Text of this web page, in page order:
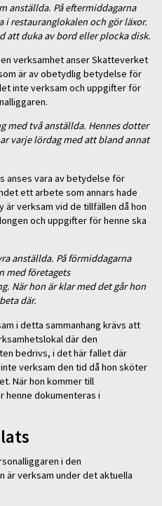
anställda. På eftermiddagarna
i restauranglokalen och gör läxor.
att duka av bord eller plocka disk.
verksamhet anser Skatteverket
är av obetydlig betydelse för
inte verksam och uppgifter för
med två anställda. Hennes dotter
varje lördag med att bland annat
anses vara av betydelse för
ett arbete som annars hade
är verksam vid de tillfällen då hon
och uppgifter för henne ska
anställda. På förmiddagarna
med företagets
När hon är klar med det går hon
där.
i detta sammanhang krävs att
där den
bedrivs, i det här fallet där
verksam den tid då hon sköter
När hon kommer till
henne dokumenteras i
i den
är verksam under det aktuella